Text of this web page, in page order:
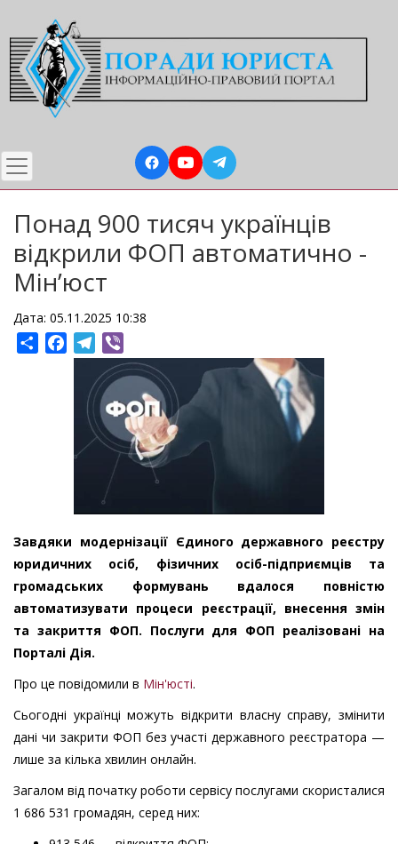
до
основного
вмісту
Понад 900 тисяч українців
відкрили ФОП автоматично -
Мін’юст
Дата: 05.11.2025 10:38
ShareFacebookTelegram
Завдяки модернізації Єдиного державного реєстру
юридичних осіб, фізичних осіб-підприємців та
громадських формувань вдалося повністю
автоматизувати процеси реєстрації, внесення змін
та закриття ФОП. Послуги для ФОП реалізовані на
Порталі Дія.
Про це повідомили в Мін'юсті.
Сьогодні українці можуть відкрити власну справу, змінити
дані чи закрити ФОП без участі державного реєстратора —
лише за кілька хвилин онлайн.
Загалом від початку роботи сервісу послугами скористалися
1 686 531 громадян, серед них: